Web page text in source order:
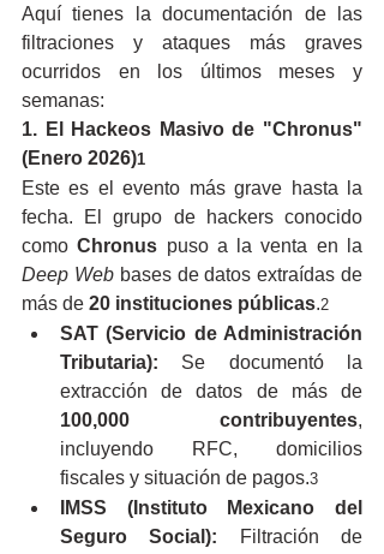
Aquí tienes la documentación de las
filtraciones y ataques más graves
ocurridos en los últimos meses y
semanas:
1. El Hackeos Masivo de "Chronus"
(Enero 2026)1
Este es el evento más grave hasta la
fecha. El grupo de hackers conocido
como Chronus
Deep Web bases de datos extraídas de
más de 20 instituciones públicas.2
SAT (Servicio de Administración
Tributaria): Se documentó la
100,000 contribuyentes,
incluyendo RFC, domicilios
fiscales y situación de pagos.3
IMSS (Instituto Mexicano del
Seguro Social): Filtración de